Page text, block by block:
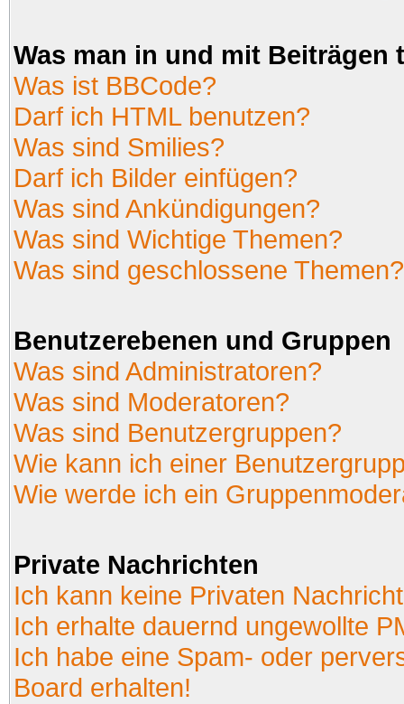
Was man in und mit Beiträgen
Was ist BBCode?
Darf ich HTML benutzen?
Was sind Smilies?
Darf ich Bilder einfügen?
Was sind Ankündigungen?
Was sind Wichtige Themen?
Was sind geschlossene Themen?
Benutzerebenen und Gruppen
Was sind Administratoren?
Was sind Moderatoren?
Was sind Benutzergruppen?
Wie kann ich einer
Wie werde ich ein
Private Nachrichten
Ich kann keine Privaten
Ich erhalte dauernd ungewollte
Ich habe eine Spam- oder
Board erhalten!